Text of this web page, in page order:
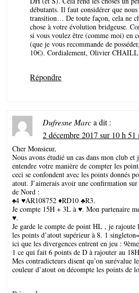
débutants. Il faut considérer que
transition… De toute façon, cela ne
chose à votre évolution bridgeuse.
si vous voulez être (comme moi) en
(que je vous recommande de
10€). Cordialement, Olivier
Répondre
Dufresne Marc a dit :
2 décembre 2017 sur 10 h 51
Cher Monsieur,
Nous avons étudié un cas dans mon club
entendre votre manière de compter les
ceci se confondent avec les points donnés
atout. J’aimerais avoir une confirmation
de Nord :
♠4 ♥AR108752 ♦RD10 ♣R3.
Je compte 15H + 3L à ♥. Mon partenaire
♥.
Je garde le compte de point HL , je
les points d’atout supérieur à 8. 1
ici que les divergences entrent en jeu :
1 ce qui fait 6 points de D à rajouter au
Mes contradicteurs disent qu’on surévalue
couleur d’atout on décompte les points de